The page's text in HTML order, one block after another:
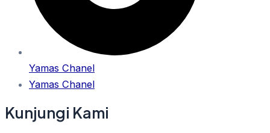
Yamas Chanel
Yamas Chanel
Kunjungi Kami